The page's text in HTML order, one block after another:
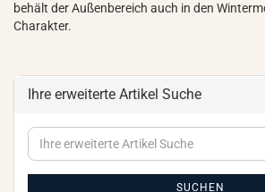
behält der Außenbereich auch in den
Charakter.
Ihre erweiterte Artikel Suche
Ihre
erweiterte
Artikel
SUCHEN